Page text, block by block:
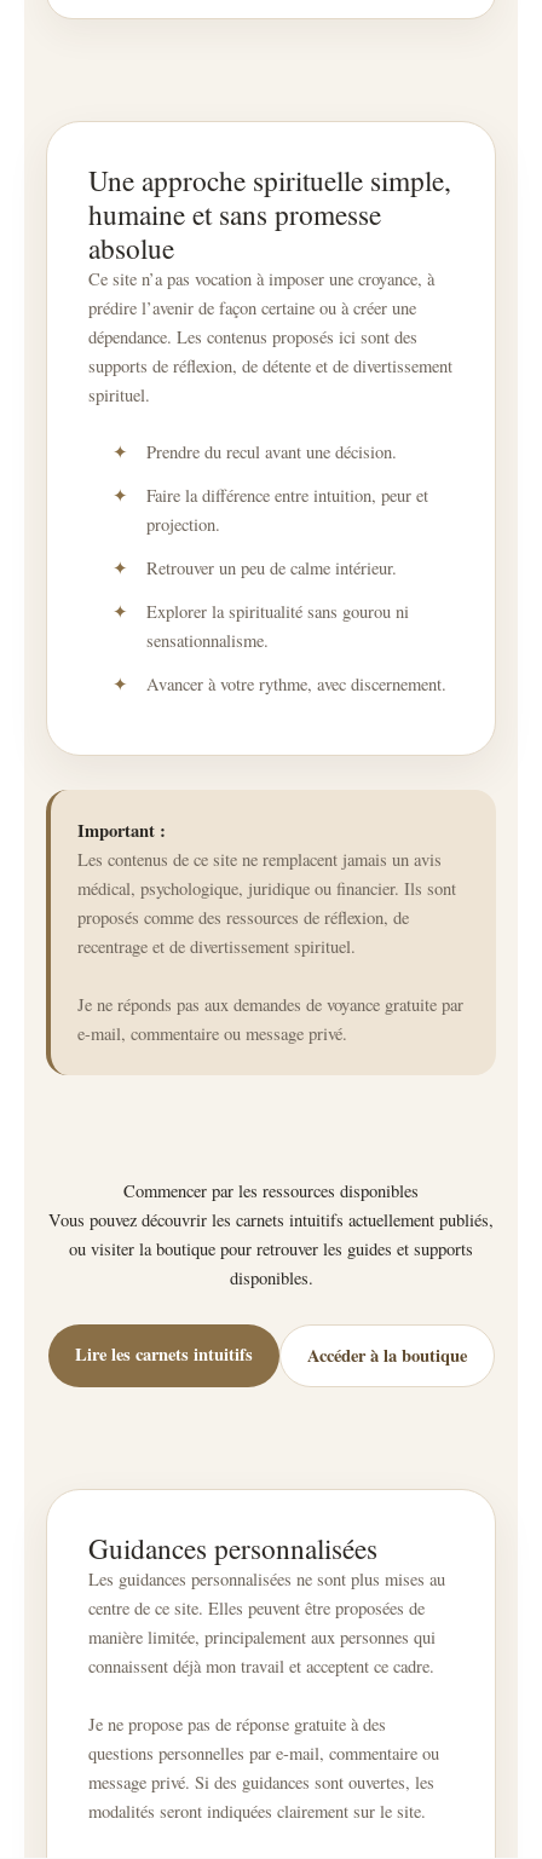
Une approche spirituelle simple,
humaine et sans promesse
absolue
Ce site n’a pas vocation à imposer une croyance, à
prédire l’avenir de façon certaine ou à créer une
dépendance. Les contenus proposés ici sont des
supports de réflexion, de détente et de divertissement
spirituel.
Prendre du recul avant une décision.
Faire la différence entre intuition, peur et
projection.
Retrouver un peu de calme intérieur.
Explorer la spiritualité sans gourou ni
sensationnalisme.
Avancer à votre rythme, avec discernement.
Important :
Les contenus de ce site ne remplacent jamais un avis
médical, psychologique, juridique ou financier. Ils sont
proposés comme des ressources de réflexion, de
recentrage et de divertissement spirituel.
Je ne réponds pas aux demandes de voyance gratuite par
e-mail, commentaire ou message privé.
Commencer par les ressources disponibles
Vous pouvez découvrir les carnets intuitifs actuellement publiés,
ou visiter la boutique pour retrouver les guides et supports
disponibles.
Lire les carnets intuitifs Accéder à la boutique
Guidances personnalisées
Les guidances personnalisées ne sont plus mises au
centre de ce site. Elles peuvent être proposées de
manière limitée, principalement aux personnes qui
connaissent déjà mon travail et acceptent ce cadre.
Je ne propose pas de réponse gratuite à des
questions personnelles par e-mail, commentaire ou
message privé. Si des guidances sont ouvertes, les
modalités seront indiquées clairement sur le site.